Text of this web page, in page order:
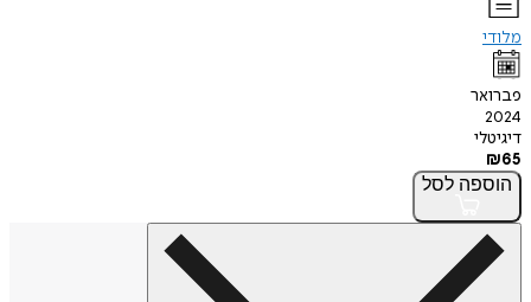
מלודי
פברואר
2024
דיגיטלי
₪65
הוספה לסל